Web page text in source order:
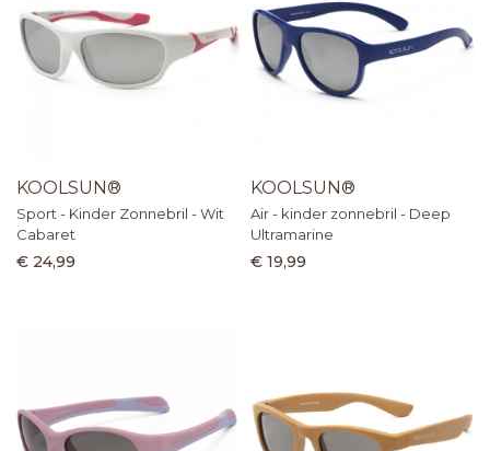
KOOLSUN®
Sport - Kinder Zonnebril - Wit
Cabaret
€ 24,99
KOOLSUN®
Air - kinder zonnebril - Deep
Ultramarine
€ 19,99